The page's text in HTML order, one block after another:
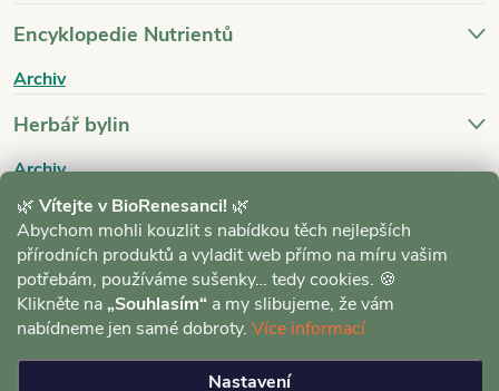
🌿 Vítejte v BioRenesanci! 🌿
Abychom mohli kouzlit s nabídkou těch nejlepších
přírodních produktů a vyladit web přímo na míru vašim
potřebám, používáme sušenky… tedy cookies. 🍪
Klikněte na „Souhlasím“ a my slibujeme, že vám
nabídneme jen samé dobroty. Více informací
Nastavení
Encyklopedie Nutrientů
Archiv
Herbář bylin
Archiv
Blog
Archiv